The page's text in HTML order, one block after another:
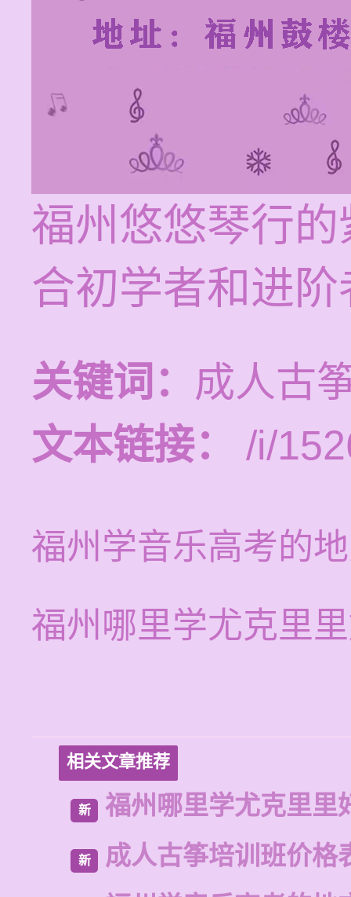
福州悠悠琴行
合初学者和进
关键词： 成人古
文本链接：
/i/
福州学音乐高考的
福州哪里学尤克里
相关文章推荐
新 福州哪里学尤克里里
新
成人古筝培训班价格